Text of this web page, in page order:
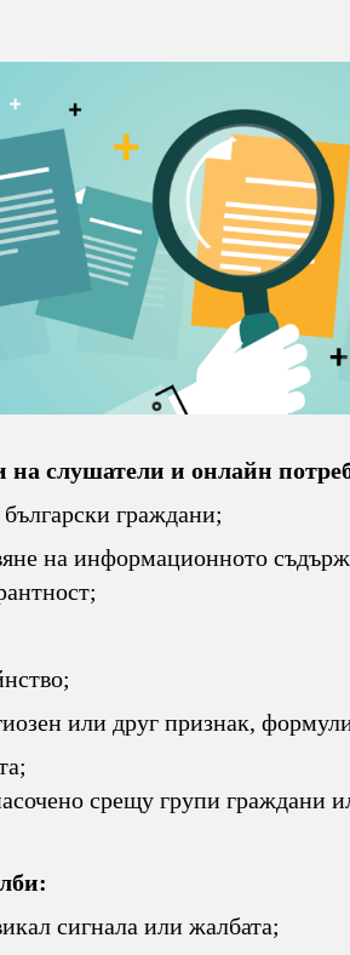
слушатели и онлайн
граждани;
на информационното
или друг признак,
срещу групи граждани
сигнала или жалбата;